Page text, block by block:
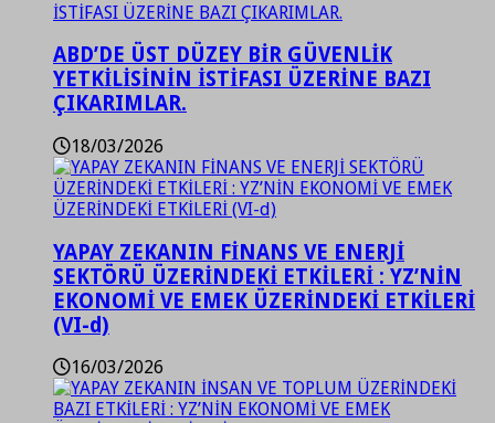
ABD’DE ÜST DÜZEY BİR GÜVENLİK
YETKİLİSİNİN İSTİFASI ÜZERİNE BAZI
ÇIKARIMLAR.
18/03/2026
YAPAY ZEKANIN FİNANS VE ENERJİ
SEKTÖRÜ ÜZERİNDEKİ ETKİLERİ : YZ’NİN
EKONOMİ VE EMEK ÜZERİNDEKİ ETKİLERİ
(VI-d)
16/03/2026